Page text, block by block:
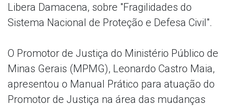
Libera Damacena, sobre "Fragilidades do
Sistema Nacional de Proteção e Defesa Civil".
O Promotor de Justiça do Ministério Público de
Minas Gerais (MPMG), Leonardo Castro Maia,
apresentou o Manual Prático para atuação do
Promotor de Justiça na área das mudanças